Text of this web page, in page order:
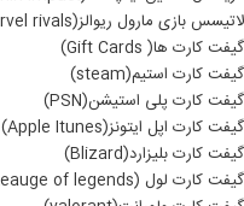
لاتیسس بازی مارول ریوالز(Marvel rivals)
گیفت کارت ها( Gift Cards)
گیفت کارت استیم(steam)
گیفت کارت پلی استیشن(PSN)
گیفت کارت اپل ایتونز(Apple Itunes)
گیفت کارت بلیزارد(Blizard)
گیفت کارت لول (Leauge of legends)